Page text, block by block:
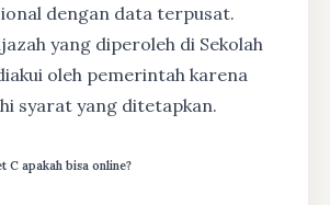
dengan data terpusat.
yang diperoleh di Sekolah
oleh pemerintah karena
syarat yang ditetapkan.
C apakah bisa online?